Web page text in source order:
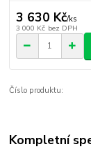
3 630 Kč/ks
3 000 Kč bez DPH
Číslo produktu:
Kompletní